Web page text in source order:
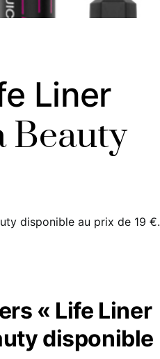
Liner
Beauty
disponible au prix de 19 €.
« Life Liner
disponible